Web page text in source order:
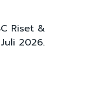
Riset &
2026.